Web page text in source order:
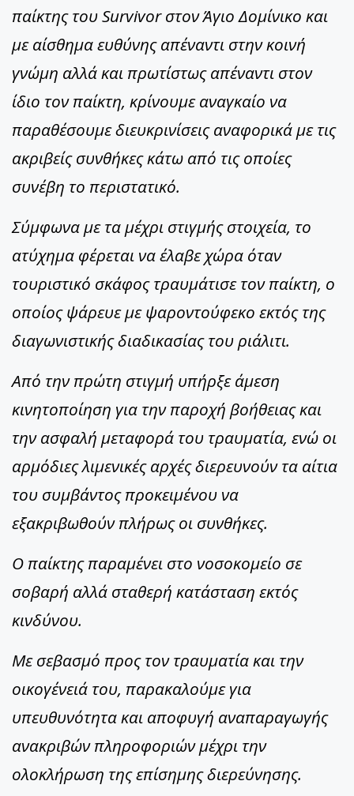
παίκτης του Survivor στον Άγιο Δομίνικο και
με αίσθημα ευθύνης απέναντι στην κοινή
γνώμη αλλά και πρωτίστως απέναντι στον
ίδιο τον παίκτη, κρίνουμε αναγκαίο να
παραθέσουμε διευκρινίσεις αναφορικά με τις
ακριβείς συνθήκες κάτω από τις οποίες
συνέβη το περιστατικό.
Σύμφωνα με τα μέχρι στιγμής στοιχεία, το
ατύχημα φέρεται να έλαβε χώρα όταν
τουριστικό σκάφος τραυμάτισε τον παίκτη, ο
οποίος ψάρευε με ψαροντούφεκο εκτός της
διαγωνιστικής διαδικασίας του ριάλιτι.
Από την πρώτη στιγμή υπήρξε άμεση
κινητοποίηση για την παροχή βοήθειας και
την ασφαλή μεταφορά του τραυματία, ενώ οι
αρμόδιες λιμενικές αρχές διερευνούν τα αίτια
του συμβάντος προκειμένου να
εξακριβωθούν πλήρως οι συνθήκες.
Ο παίκτης παραμένει στο νοσοκομείο σε
σοβαρή αλλά σταθερή κατάσταση εκτός
κινδύνου.
Με σεβασμό προς τον τραυματία και την
οικογένειά του, παρακαλούμε για
υπευθυνότητα και αποφυγή αναπαραγωγής
ανακριβών πληροφοριών μέχρι την
ολοκλήρωση της επίσημης διερεύνησης.